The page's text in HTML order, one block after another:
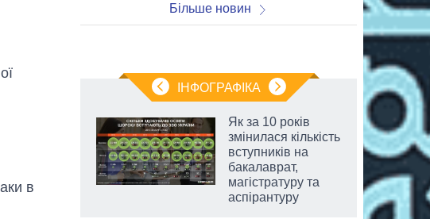
в
Більше новин
ІНФОГРАФІКА
Україні
ціллю
Як за 10 років
змінилася кількість
вступників на
бакалаврат,
магістратуру та
аспірантуру